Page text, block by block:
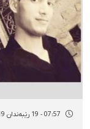
07:57 - 19 رێبەندان 2719